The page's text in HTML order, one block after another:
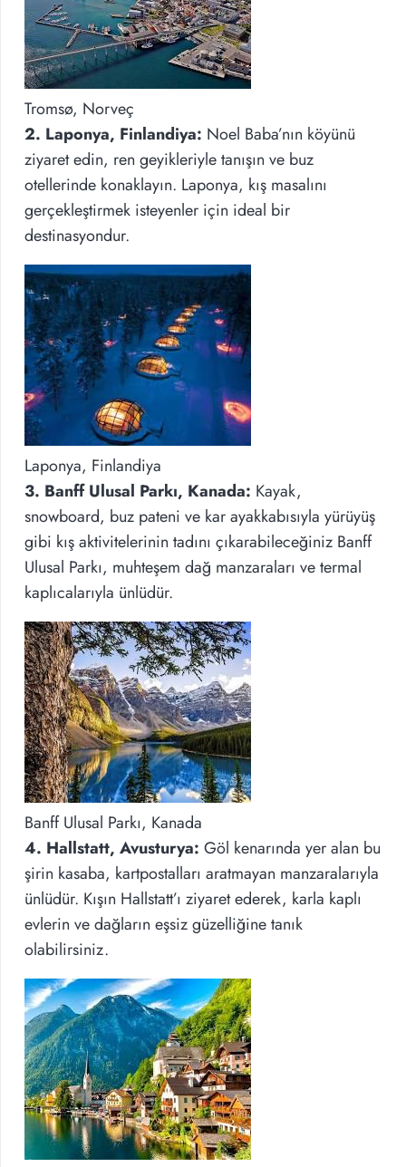
Tromsø, Norveç
2. Laponya, Finlandiya: Noel Baba’nın köyünü
ziyaret edin, ren geyikleriyle tanışın ve buz
otellerinde konaklayın. Laponya, kış masalını
gerçekleştirmek isteyenler için ideal bir
destinasyondur.
Laponya, Finlandiya
3. Banff Ulusal Parkı, Kanada: Kayak,
snowboard, buz pateni ve kar ayakkabısıyla yürüyüş
gibi kış aktivitelerinin tadını çıkarabileceğiniz Banff
Ulusal Parkı, muhteşem dağ manzaraları ve termal
kaplıcalarıyla ünlüdür.
Banff Ulusal Parkı, Kanada
4. Hallstatt, Avusturya: Göl kenarında yer alan bu
şirin kasaba, kartpostalları aratmayan manzaralarıyla
ünlüdür. Kışın Hallstatt’ı ziyaret ederek, karla kaplı
evlerin ve dağların eşsiz güzelliğine tanık
olabilirsiniz.